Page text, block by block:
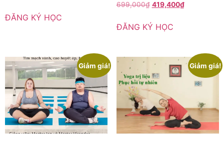
ĐĂNG KÝ HỌC
699,000₫ 419,400₫
ĐĂNG KÝ HỌC
Giảm giá! Giảm giá!